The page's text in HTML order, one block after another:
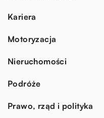
Kariera
Motoryzacja
Nieruchomości
Podróże
Prawo, rząd i polityka